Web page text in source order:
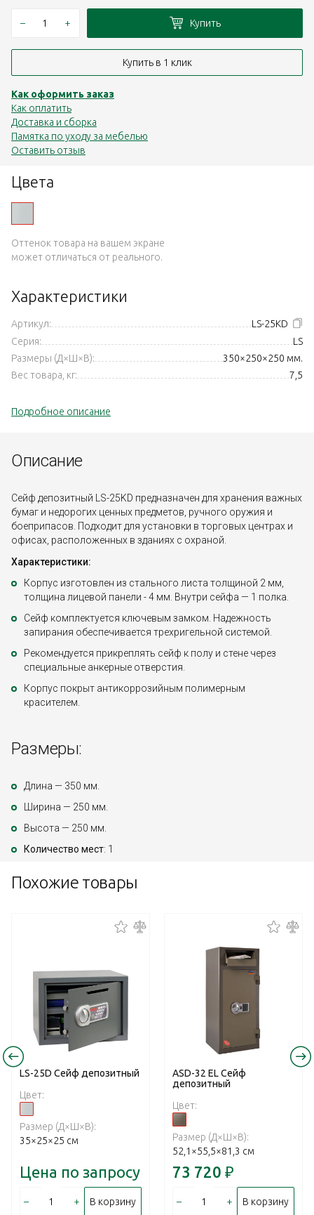
Цвета
Оттенок товара на вашем экране
может отличаться от реального.
Характеристики
Артикул:
LS-25KD
Серия:
LS
Размеры (Д×Ш×В):
350×250×250 мм.
Вес товара, кг:
7,5
Подробное описание
– + Купить
Купить в 1 клик
Как оформить заказ
Как оплатить
Доставка и сборка
Памятка по уходу за мебелью
Оставить отзыв
Описание
Сейф депозитный LS-25KD предназначен для хранения важных
бумаг и недорогих ценных предметов, ручного оружия и
боеприпасов. Подходит для установки в торговых центрах и
офисах, расположенных в зданиях с охраной.
Характеристики:
Корпус изготовлен из стального листа толщиной 2 мм,
толщина лицевой панели - 4 мм. Внутри сейфа — 1 полка.
Сейф комплектуется ключевым замком. Надежность
запирания обеспечивается трехригельной системой.
Рекомендуется прикреплять сейф к полу и стене через
специальные анкерные отверстия.
Корпус покрыт антикоррозийным полимерным
красителем.
Размеры:
Длина — 350 мм.
Ширина — 250 мм.
Высота — 250 мм.
Количество мест: 1
Похожие товары
LS-25D Сейф депозитный
Цвет:
Размер (Д×Ш×В):
35×25×25 см
Цена по запросу
– + В корзину
ASD-32 EL Сейф
депозитный
Цвет:
Размер (Д×Ш×В):
52,1×55,5×81,3 см
73 720 ₽
– + В корзину